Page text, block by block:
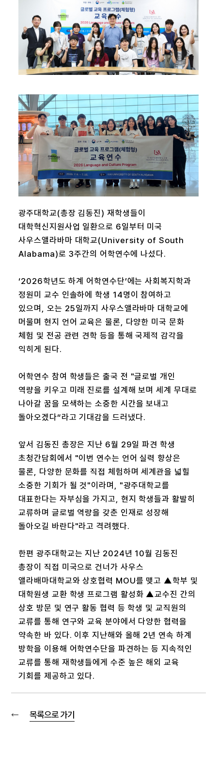
광주대학교(총장 김동진) 재학생들이
대학혁신지원사업 일환으로 6일부터 미국
사우스앨라바마 대학교(University of South
Alabama)로 3주간의 어학연수에 나섰다.
‘2026학년도 하계 어학연수단’에는 사회복지학과
정원미 교수 인솔하에 학생 14명이 참여하고
있으며, 오는 25일까지 사우스앨라바마 대학교에
머물며 현지 언어 교육은 물론, 다양한 미국 문화
체험 및 전공 관련 견학 등을 통해 국제적 감각을
익히게 된다.
어학연수 참여 학생들은 출국 전 "글로벌 개인
역량을 키우고 미래 진로를 설계해 보며 세계 무대로
나아갈 꿈을 모색하는 소중한 시간을 보내고
돌아오겠다“라고 기대감을 드러냈다.
앞서 김동진 총장은 지난 6월 29일 파견 학생
초청간담회에서 "이번 연수는 언어 실력 향상은
물론, 다양한 문화를 직접 체험하며 세계관을 넓힐
소중한 기회가 될 것"이라며, "광주대학교를
대표한다는 자부심을 가지고, 현지 학생들과 활발히
교류하며 글로벌 역량을 갖춘 인재로 성장해
돌아오길 바란다"라고 격려했다.
한편 광주대학교는 지난 2024년 10월 김동진
총장이 직접 미국으로 건너가 사우스
앨라배마대학교와 상호협력 MOU를 맺고 ▲학부 및
대학원생 교환 학생 프로그램 활성화 ▲교수진 간의
상호 방문 및 연구 활동 협력 등 학생 및 교직원의
교류를 통해 연구와 교육 분야에서 다양한 협력을
약속한 바 있다. 이후 지난해와 올해 2년 연속 하계
방학을 이용해 어학연수단을 파견하는 등 지속적인
교류를 통해 재학생들에게 수준 높은 해외 교육
기회를 제공하고 있다.
목록으로 가기